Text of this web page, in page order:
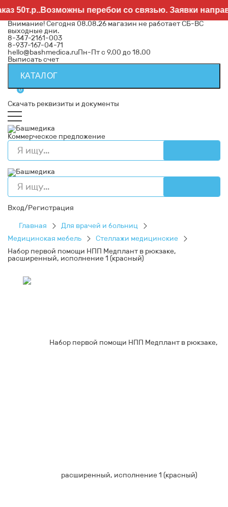
перебои со связью. Заявки
Внимание! Сегодня 08.08.26 магазин не работает СБ-ВС
выходные дни.
8-347-2161-003
8-937-167-04-71
hello@bashmedica.ruПн-Пт с 9.00 до 18.00
Выписать счет
КАТАЛОГ
0
Скачать реквизиты и документы
Коммерческое предложение
Вход/Регистрация
Главная
Для врачей и больниц
Медицинская мебель
Стеллажи медицинские
Набор первой помощи НПП Медплант в рюкзаке,
расширенный, исполнение 1 (красный)